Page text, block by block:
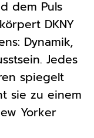
dem Puls
DKNY
Dynamik,
Jedes
spiegelt
sie zu einem
Yorker